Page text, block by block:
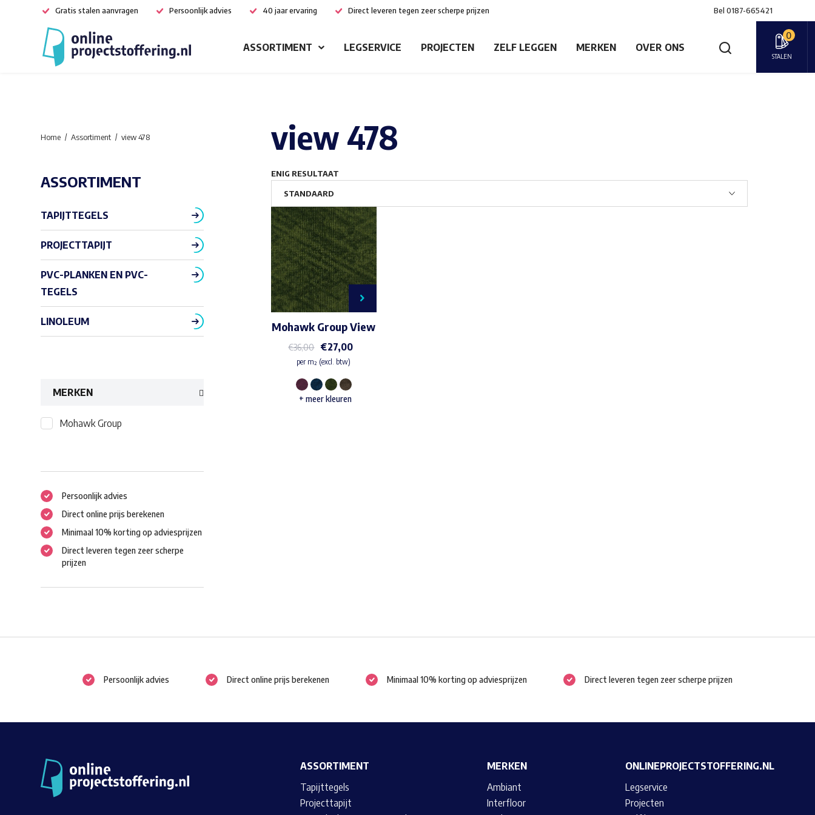
Gratis stalen aanvragen Persoonlijk advies 40 jaar ervaring Direct leveren tegen zeer scherpe prijzen Bel 0187-665421
ASSORTIMENT LEGSERVICE PROJECTEN ZELF LEGGEN MERKEN OVER ONS
0
STALEN
view 478
ENIG RESULTAAT
Mohawk Group View
€36,00 €27,00
per m² (excl. btw)
Dit
+ meer kleuren
Home Assortiment view 478
ASSORTIMENT
TAPIJTTEGELS
PROJECTTAPIJT
PVC-PLANKEN EN PVC-
TEGELS
LINOLEUM
MERKEN
Mohawk Group
Persoonlijk advies
Direct online prijs berekenen
Minimaal 10% korting op adviesprijzen
Direct leveren tegen zeer scherpe
prijzen
Persoonlijk advies Direct online prijs berekenen Minimaal 10% korting op adviesprijzen Direct leveren tegen zeer scherpe prijzen
ASSORTIMENT
Tapijttegels
Projecttapijt
MERKEN
Ambiant
Interfloor
ONLINEPROJECTSTOFFERING.NL
Legservice
Projecten